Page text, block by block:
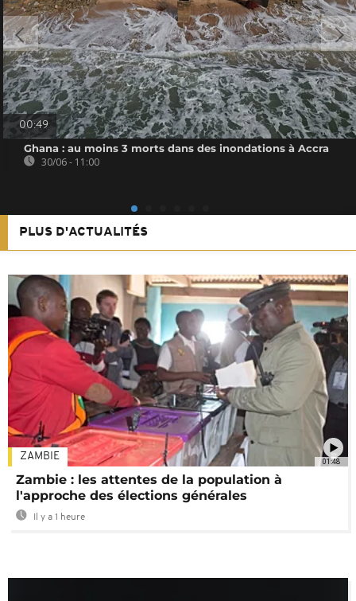
00:49
Ghana : au moins 3 morts dans des inondations à Accra
30/06 - 11:00
PLUS D'ACTUALITÉS
01:48
ZAMBIE
Zambie : les attentes de la population à
l'approche des élections générales
Il y a 1 heure